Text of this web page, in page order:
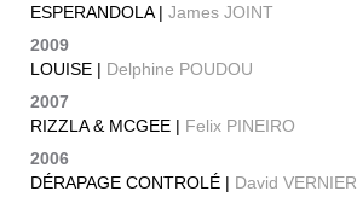
ESPERANDOLA | James JOINT
2009
LOUISE | Delphine POUDOU
2007
RIZZLA & MCGEE | Felix PINEIRO
2006
DÉRAPAGE CONTROLÉ | David VERNIER